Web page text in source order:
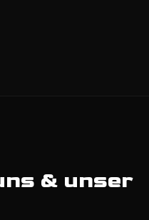
& unser